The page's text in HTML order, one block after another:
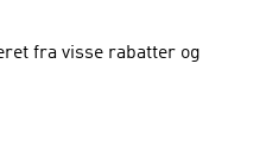
fra visse rabatter og